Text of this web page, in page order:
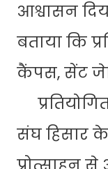
आश्वासन
बताया कि
कैंपस, सेंट
संघ हिसार के